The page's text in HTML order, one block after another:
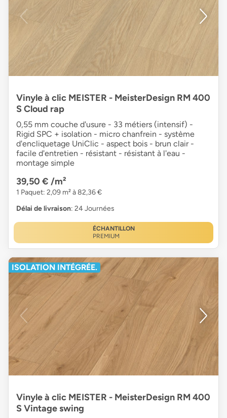
Vinyle à clic MEISTER - MeisterDesign RM 400
S Cloud rap
0,55 mm couche d'usure - 33 métiers (intensif) -
Rigid SPC + isolation - micro chanfrein - système
d'encliquetage UniClic - aspect bois - brun clair -
facile d'entretien - résistant - résistant à l'eau -
montage simple
39,50 € /m²
1 Paquet: 2,09 m² à 82,36 €
Délai de livraison: 24 Journées
ÉCHANTILLON
PREMIUM
ISOLATION INTÉGRÉE.
Vinyle à clic MEISTER - MeisterDesign RM 400
S Vintage swing